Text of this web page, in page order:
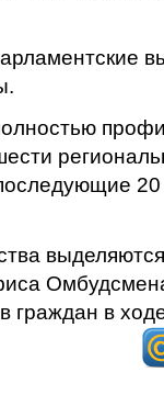
граждан в